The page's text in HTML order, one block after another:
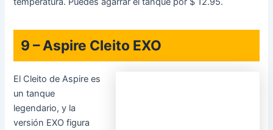
Adquirir Aspire Cleito EXO
El Cleito de Aspire es
versión EXO figura
en esta lista de los
mejores tanques de vaporizador porque proporciona los
primordiales provecho del original con un sistema de fluído
de aire superior que minimiza las fugas. El nombre procede
del «exoesqueleto» metálico en el exterior del vidrio, mas